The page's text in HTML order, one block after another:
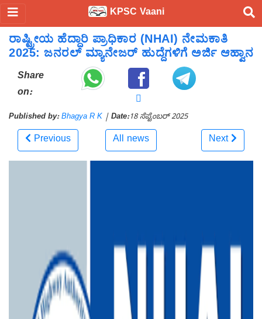
KPSC Vaani
ರಾಷ್ಟ್ರೀಯ ಹೆದ್ದಾರಿ ಪ್ರಾಧಿಕಾರ (NHAI) ನೇಮಕಾತಿ
2025: ಜನರಲ್ ಮ್ಯಾನೇಜರ್ ಹುದ್ದೆಗಳಿಗೆ ಅರ್ಜಿ ಆಹ್ವಾನ
Share
on:
Published by: Bhagya R K | Date:18 ಸೆಪ್ಟೆಂಬರ್ 2025
Previous All news Next